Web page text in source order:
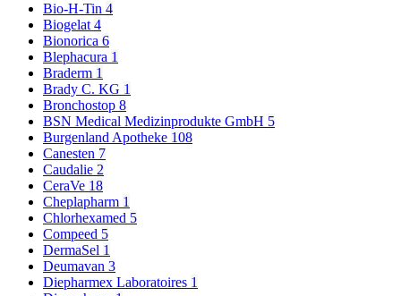
Bio-H-Tin 4
Biogelat 4
Bionorica 6
Blephacura 1
Braderm 1
Brady C. KG 1
Bronchostop 8
BSN Medical Medizinprodukte GmbH 5
Burgenland Apotheke 108
Canesten 7
Caudalie 2
CeraVe 18
Cheplapharm 1
Chlorhexamed 5
Compeed 5
DermaSel 1
Deumavan 3
Diepharmex Laboratoires 1